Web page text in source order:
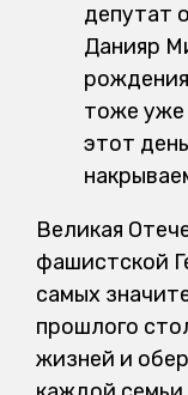
депутат
Данияр
тоже уже
этот
Великая
фашистской
самых
прошлого
жизней и